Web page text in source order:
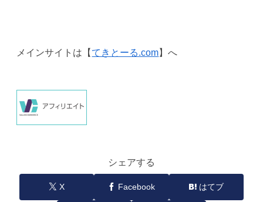
メインサイトは【てきとーる.com】へ
シェアする
X Facebook はてブ